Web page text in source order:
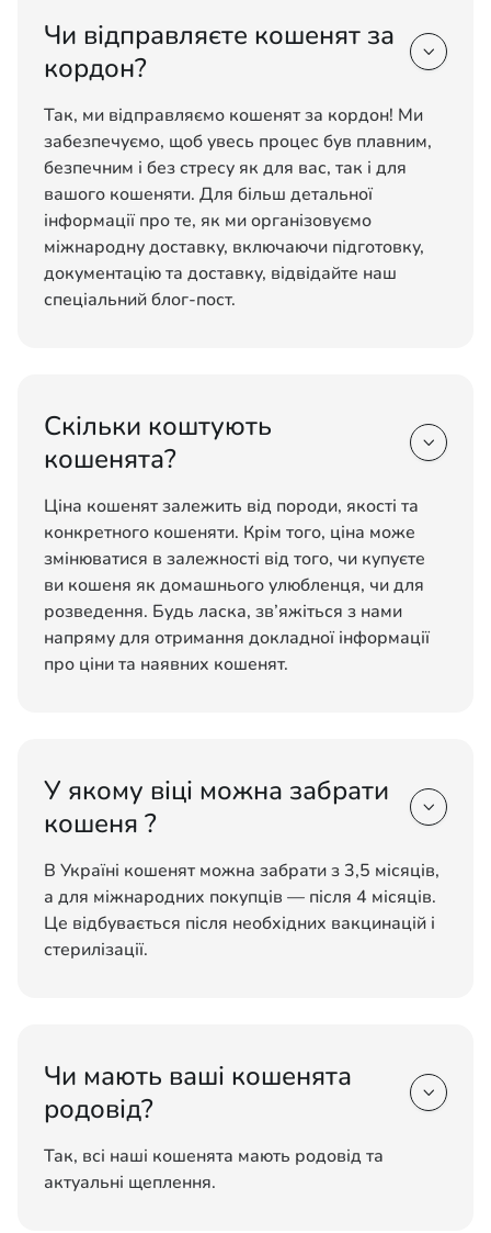
Чи відправляєте кошенят за
кордон?

Так, ми відправляємо кошенят за кордон! Ми
забезпечуємо, щоб увесь процес був плавним,
безпечним і без стресу як для вас, так і для
вашого кошеняти. Для більш детальної
інформації про те, як ми організовуємо
міжнародну доставку, включаючи підготовку,
документацію та доставку, відвідайте наш
спеціальний блог-пост.
Скільки коштують
кошенята?

Ціна кошенят залежить від породи, якості та
конкретного кошеняти. Крім того, ціна може
змінюватися в залежності від того, чи купуєте
ви кошеня як домашнього улюбленця, чи для
розведення. Будь ласка, зв’яжіться з нами
напряму для отримання докладної інформації
про ціни та наявних кошенят.
У якому віці можна забрати
кошеня ?

В Україні кошенят можна забрати з 3,5 місяців,
а для міжнародних покупців — після 4 місяців.
Це відбувається після необхідних вакцинацій і
стерилізації.
Чи мають ваші кошенята
родовід?

Так, всі наші кошенята мають родовід та
актуальні щеплення.